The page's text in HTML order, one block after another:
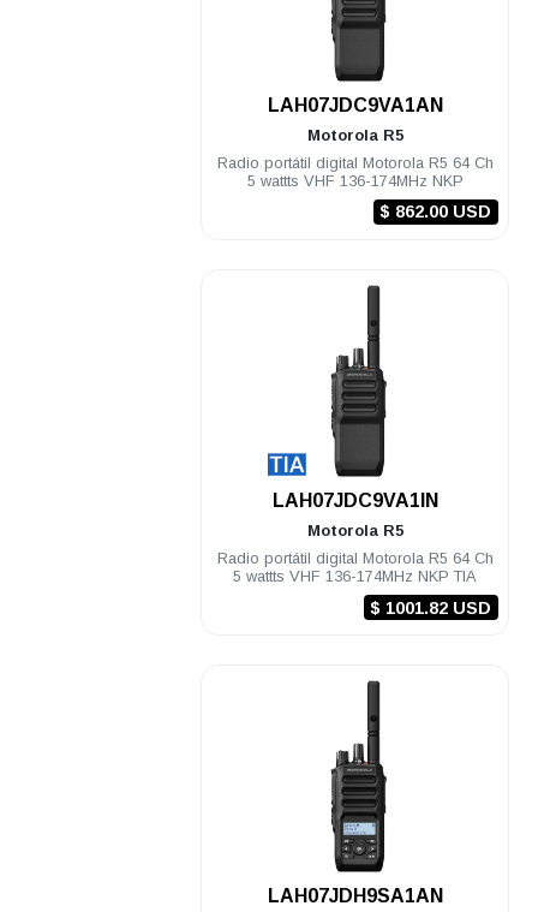
LAH07JDC9VA1AN
Motorola R5
Radio portátil digital Motorola R5 64 Ch
5 wattts VHF 136-174MHz NKP
$ 862.00 USD
LAH07JDC9VA1IN
Motorola R5
Radio portátil digital Motorola R5 64 Ch
5 wattts VHF 136-174MHz NKP TIA
$ 1001.82 USD
LAH07JDH9SA1AN